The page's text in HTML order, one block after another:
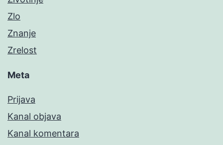
Zlo
Znanje
Zrelost
Meta
Prijava
Kanal objava
Kanal komentara